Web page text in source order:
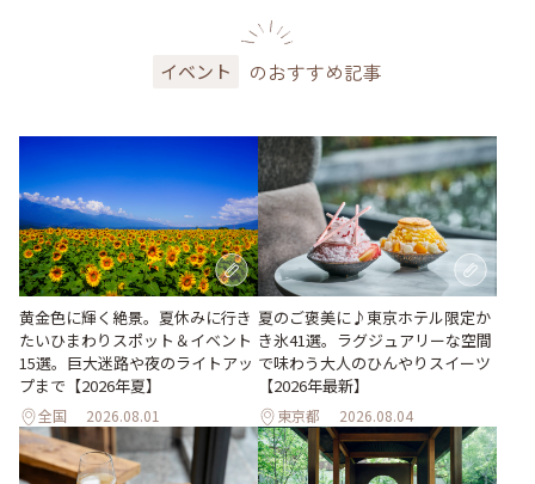
イベント のおすすめ記事
黄金色に輝く絶景。夏休みに行き
たいひまわりスポット＆イベント
15選。巨大迷路や夜のライトアッ
プまで【2026年夏】
全国 2026.08.01
夏のご褒美に♪東京ホテル限定か
き氷41選。ラグジュアリーな空間
で味わう大人のひんやりスイーツ
【2026年最新】
東京都 2026.08.04